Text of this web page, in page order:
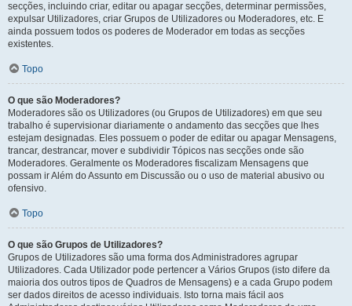
secções, incluindo criar, editar ou apagar secções, determinar permissões,
expulsar Utilizadores, criar Grupos de Utilizadores ou Moderadores, etc. E
ainda possuem todos os poderes de Moderador em todas as secções
existentes.
Topo
O que são Moderadores?
Moderadores são os Utilizadores (ou Grupos de Utilizadores) em que seu
trabalho é supervisionar diariamente o andamento das secções que lhes
estejam designadas. Eles possuem o poder de editar ou apagar Mensagens,
trancar, destrancar, mover e subdividir Tópicos nas secções onde são
Moderadores. Geralmente os Moderadores fiscalizam Mensagens que
possam ir Além do Assunto em Discussão ou o uso de material abusivo ou
ofensivo.
Topo
O que são Grupos de Utilizadores?
Grupos de Utilizadores são uma forma dos Administradores agrupar
Utilizadores. Cada Utilizador pode pertencer a Vários Grupos (isto difere da
maioria dos outros tipos de Quadros de Mensagens) e a cada Grupo podem
ser dados direitos de acesso individuais. Isto torna mais fácil aos